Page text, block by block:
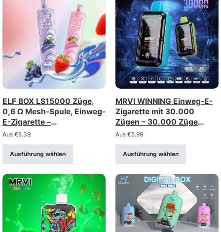
ELF BOX LS15000 Züge,
0,6 Ω Mesh-Spule, Einweg-
E-Zigarette –
wiederaufladbar über Typ-
C-Anschluss (Stärke: 0–
5%)
Aus €5.39
Ausführung wählen
MRVI WINNING Einweg-E-
Zigarette mit 30.000
Zügen – 30.000 Züge
(Stärke 2%/5%)
Aus €5.99
Ausführung wählen